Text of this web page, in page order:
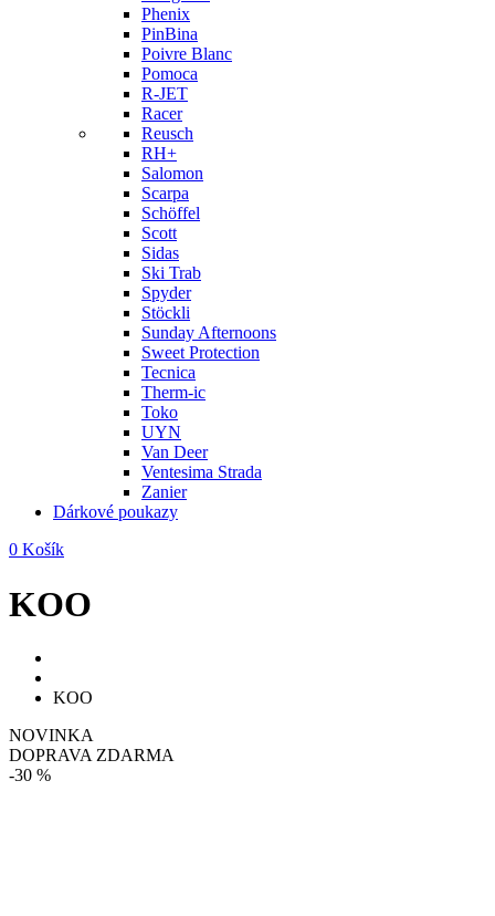
Phenix
PinBina
Poivre Blanc
Pomoca
R-JET
Racer
Reusch
RH+
Salomon
Scarpa
Schöffel
Scott
Sidas
Ski Trab
Spyder
Stöckli
Sunday Afternoons
Sweet Protection
Tecnica
Therm-ic
Toko
UYN
Van Deer
Ventesima Strada
Zanier
Dárkové poukazy
0 Košík
KOO
KOO
NOVINKA
DOPRAVA ZDARMA
-30 %